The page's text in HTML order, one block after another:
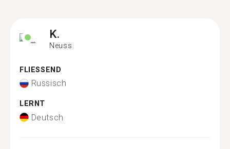
K.
Neuss
FLIESSEND
Russisch
LERNT
Deutsch